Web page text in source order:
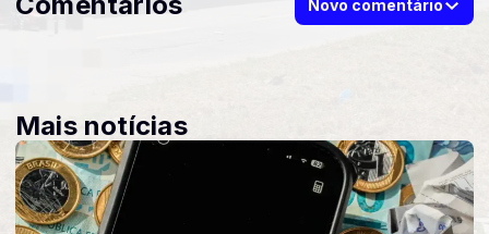
Novo comentário
Mais notícias